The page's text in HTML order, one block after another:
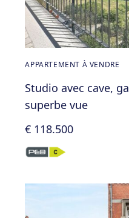
APPARTEMENT À VENDRE
Studio avec cave,
superbe vue
€ 118.500